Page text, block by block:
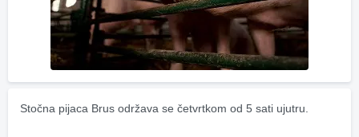
Stočna pijaca Brus održava se četvrtkom od 5 sati ujutru.